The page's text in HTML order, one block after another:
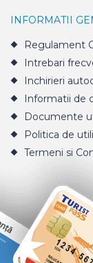
INFORMATII
Regulament
Intrebari
Inchirieri
Informatii de
Documente
Politica de
Termeni si